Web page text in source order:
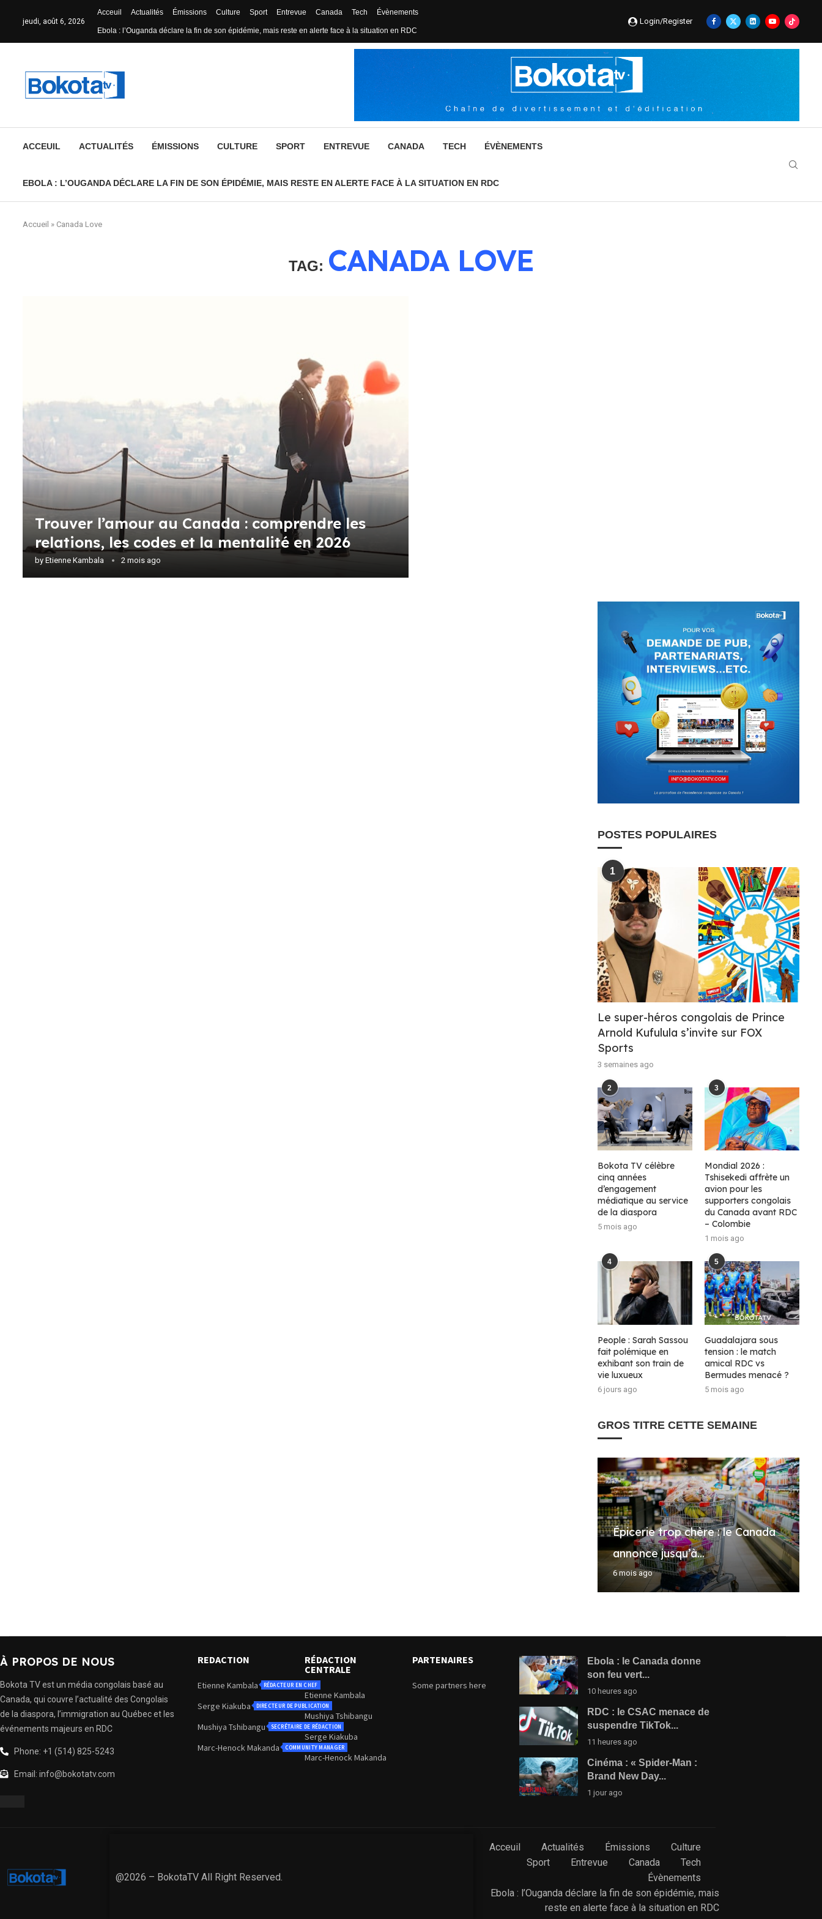
jeudi, août 6, 2026
Acceuil Actualités Émissions Culture Sport Entrevue Canada Tech Évènements
Ebola : l’Ouganda déclare la fin de son épidémie, mais reste en alerte face à la situation en RDC
Login/Register
ACCEUIL ACTUALITÉS ÉMISSIONS CULTURE SPORT ENTREVUE CANADA TECH ÉVÈNEMENTS
EBOLA : L’OUGANDA DÉCLARE LA FIN DE SON ÉPIDÉMIE, MAIS RESTE EN ALERTE FACE À LA SITUATION EN RDC
Accueil » Canada Love
TAG: CANADA LOVE
Trouver l’amour au Canada : comprendre les
relations, les codes et la mentalité en 2026
by Etienne Kambala 2 mois ago
POSTES POPULAIRES
1
Le super-héros congolais de Prince
Arnold Kufulula s’invite sur FOX
Sports
3 semaines ago
2
Bokota TV célèbre
cinq années
d’engagement
médiatique au service
de la diaspora
5 mois ago
3
Mondial 2026 :
Tshisekedi affrète un
avion pour les
supporters congolais
du Canada avant RDC
– Colombie
1 mois ago
4
People : Sarah Sassou
fait polémique en
exhibant son train de
vie luxueux
6 jours ago
5
Guadalajara sous
tension : le match
amical RDC vs
Bermudes menacé ?
5 mois ago
GROS TITRE CETTE SEMAINE
Épicerie trop chère : le Canada
annonce jusqu’à...
6 mois ago
À PROPOS DE NOUS
Bokota TV est un média congolais basé au
Canada, qui couvre l’actualité des Congolais
de la diaspora, l’immigration au Québec et les
événements majeurs en RDC
Phone: +1 (514) 825-5243
Email: info@bokotatv.com
REDACTION
Etienne Kambala RÉDACTEUR EN CHEF
Serge Kiakuba DIRECTEUR DE PUBLICATION
Mushiya Tshibangu SECRÉTAIRE DE RÉDACTION
Marc-Henock Makanda COMMUNITY MANAGER
RÉDACTION
CENTRALE
Etienne Kambala
Mushiya Tshibangu
Serge Kiakuba
Marc-Henock Makanda
PARTENAIRES
Some partners here
Ebola : le Canada donne
son feu vert...
10 heures ago
RDC : le CSAC menace de
suspendre TikTok...
11 heures ago
Cinéma : « Spider-Man :
Brand New Day...
1 jour ago
@2026 – BokotaTV All Right Reserved.
Acceuil Actualités Émissions
Culture
Sport
Entrevue Canada
Tech
Évènements
Ebola : l’Ouganda déclare la fin de son épidémie, mais
reste en alerte face à la situation en RDC